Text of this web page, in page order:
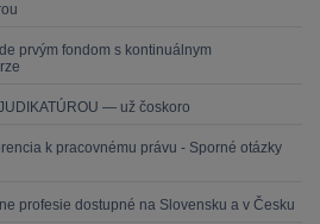
prvým fondom s kontinuálnym
— už čoskoro
k pracovnému právu - Sporné otázky
profesie dostupné na Slovensku a v Česku